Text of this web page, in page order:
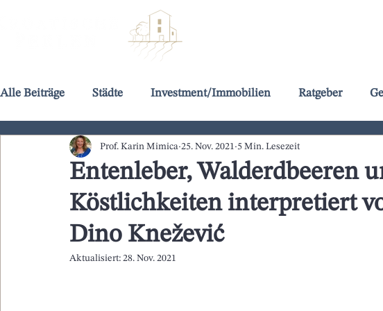
Alle Beiträge Städte Investment/Immobilien Ratgeber
Entenleber, Walderdbeeren
Köstlichkeiten interpretiert
Dino Knežević
Prof. Karin Mimica 25. Nov. 2021 5 Min. Lesezeit
Aktualisiert: 28. Nov. 2021